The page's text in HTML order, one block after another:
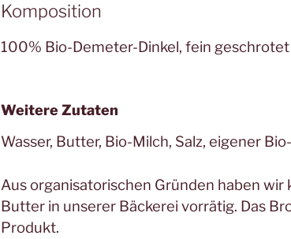
Komposition
100% Bio-Demeter-Dinkel, fein geschrotet
Weitere Zutaten
Wasser, Butter, Bio-Milch, Salz, eigener
Aus organisatorischen Gründen haben wir
Butter in unserer Bäckerei vorrätig. Das
Produkt.